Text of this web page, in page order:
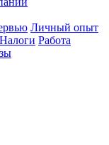
Личный опыт
Налоги Работа